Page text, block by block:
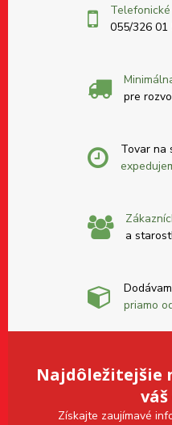
055/326 01
pre
Tovar na
a
priamo
Najdôležitejšie
Získajte zaujímavé